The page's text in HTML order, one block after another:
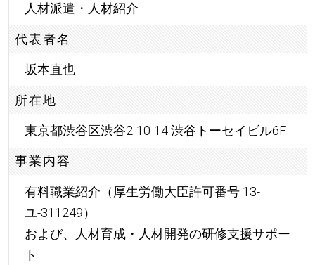
人材派遣・人材紹介
代表者名
坂本直也
所在地
東京都渋谷区渋谷2-10-14 渋谷トーセイビル6F
事業内容
有料職業紹介（厚生労働大臣許可番号 13-
ユ-311249）
および、人材育成・人材開発の研修支援サポー
ト